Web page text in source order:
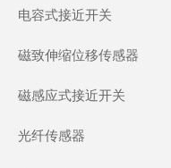
电容式接近开关
磁致伸缩位移传感器
磁感应式接近开关
光纤传感器